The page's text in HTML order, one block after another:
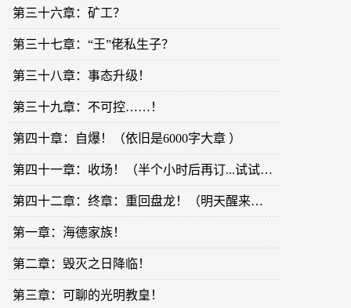
第三十六章：矿工？
第三十七章：“王”佬私生子？
第三十八章：事态升级！
第三十九章：不可控……！
第四十章：自爆！（依旧是6000字大章 ）
第四十一章：收场！（半个小时后再订...试试防盗功能！）
第四十二章：终章：重回盘龙！（明天醒来再订阅吧……防盗）
第一章：海德家族！
第二章：毁灭之日降临！
第三章：可聊的光明教皇！